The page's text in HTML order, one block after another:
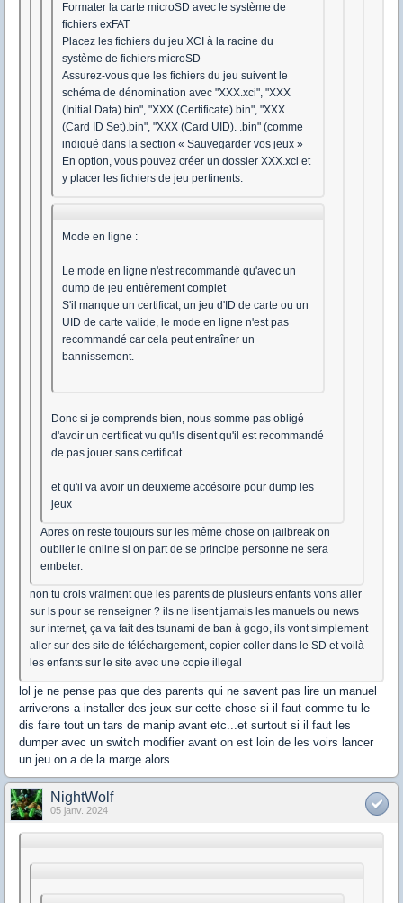
Formater la carte microSD avec le système de
fichiers exFAT
Placez les fichiers du jeu XCI à la racine du
système de fichiers microSD
Assurez-vous que les fichiers du jeu suivent le
schéma de dénomination avec "XXX.xci", "XXX
(Initial Data).bin", "XXX (Certificate).bin", "XXX
(Card ID Set).bin", "XXX (Card UID). .bin" (comme
indiqué dans la section « Sauvegarder vos jeux »
En option, vous pouvez créer un dossier XXX.xci et
y placer les fichiers de jeu pertinents.
Mode en ligne :
Le mode en ligne n'est recommandé qu'avec un
dump de jeu entièrement complet
S'il manque un certificat, un jeu d'ID de carte ou un
UID de carte valide, le mode en ligne n'est pas
recommandé car cela peut entraîner un
bannissement.
Donc si je comprends bien, nous somme pas obligé
d'avoir un certificat vu qu'ils disent qu'il est recommandé
de pas jouer sans certificat
et qu'il va avoir un deuxieme accésoire pour dump les
jeux
Apres on reste toujours sur les même chose on jailbreak on
oublier le online si on part de se principe personne ne sera
embeter.
non tu crois vraiment que les parents de plusieurs enfants vons aller
sur ls pour se renseigner ? ils ne lisent jamais les manuels ou news
sur internet, ça va fait des tsunami de ban à gogo, ils vont simplement
aller sur des site de téléchargement, copier coller dans le SD et voilà
les enfants sur le site avec une copie illegal
lol je ne pense pas que des parents qui ne savent pas lire un manuel
arriverons a installer des jeux sur cette chose si il faut comme tu le
dis faire tout un tars de manip avant etc...et surtout si il faut les
dumper avec un switch modifier avant on est loin de les voirs lancer
un jeu on a de la marge alors.
NightWolf
05 janv. 2024